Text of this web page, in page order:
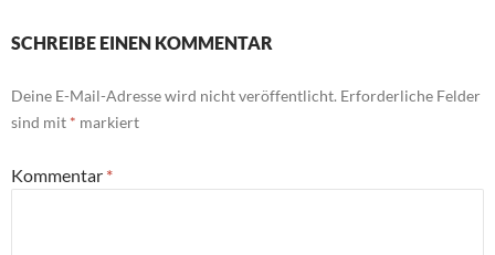
SCHREIBE EINEN KOMMENTAR
Deine E-Mail-Adresse wird nicht veröffentlicht. Erforderliche Felder
sind mit * markiert
Kommentar *